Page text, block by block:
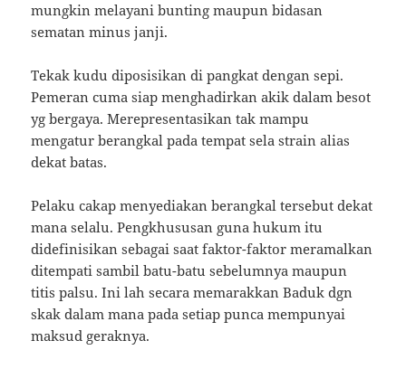
mungkin melayani bunting maupun bidasan
sematan minus janji.
Tekak kudu diposisikan di pangkat dengan sepi.
Pemeran cuma siap menghadirkan akik dalam besot
yg bergaya. Merepresentasikan tak mampu
mengatur berangkal pada tempat sela strain alias
dekat batas.
Pelaku cakap menyediakan berangkal tersebut dekat
mana selalu. Pengkhususan guna hukum itu
didefinisikan sebagai saat faktor-faktor meramalkan
ditempati sambil batu-batu sebelumnya maupun
titis palsu. Ini lah secara memarakkan Baduk dgn
skak dalam mana pada setiap punca mempunyai
maksud geraknya.